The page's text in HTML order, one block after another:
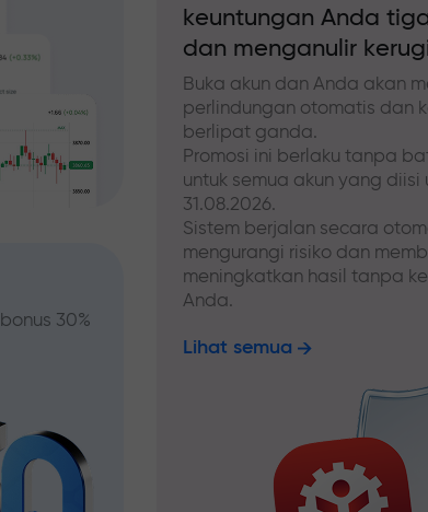
30%
keuntungan Anda
dan menganulir
Buka akun dan Anda akan
perlindungan otomatis dan
berlipat ganda.
Promosi ini berlaku tanpa
untuk semua akun yang
31.08.2026.
Sistem berjalan secara
mengurangi risiko dan
meningkatkan hasil tanpa
Anda.
Lihat semua